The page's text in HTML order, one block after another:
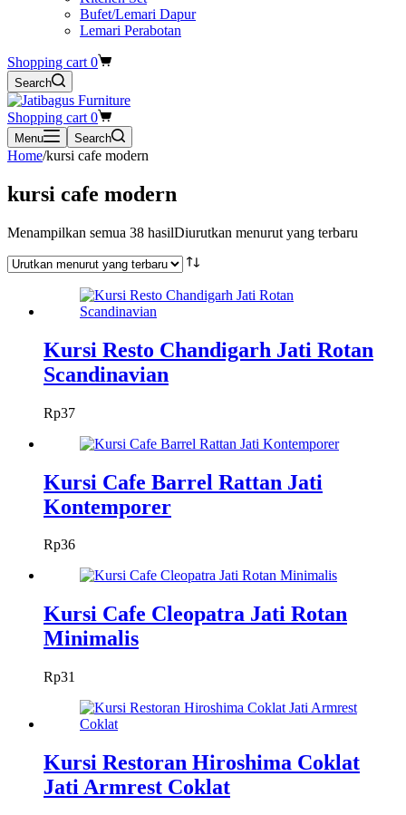
Bufet/Lemari Dapur
Lemari Perabotan
Shopping cart 0
Search
Shopping cart 0
Menu Search
Home/kursi cafe modern
kursi cafe modern
Menampilkan semua 38 hasilDiurutkan menurut yang terbaru
Kursi Resto Chandigarh Jati Rotan
Scandinavian
Rp37
Kursi Cafe Barrel Rattan Jati
Kontemporer
Rp36
Kursi Cafe Cleopatra Jati Rotan
Minimalis
Rp31
Kursi Restoran Hiroshima Coklat
Jati Armrest Coklat